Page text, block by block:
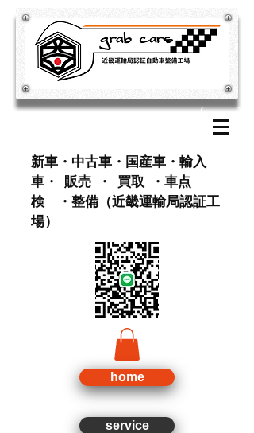
​新車・中古車・国産車・輸入
車・ 販売 ・ 買取 ・車点
検 ・整備（近畿運輸局認証工
場）
home
service